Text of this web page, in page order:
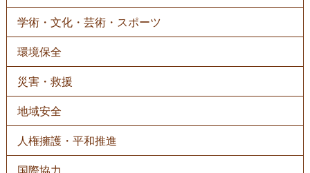
学術・文化・芸術・スポーツ
環境保全
災害・救援
地域安全
人権擁護・平和推進
国際協力